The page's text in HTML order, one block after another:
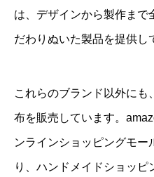
は、デザインから製作まで
だわりぬいた製品を提供し
これらのブランド以外に
布を販売しています。
ンラインショッピングモー
り、ハンドメイドショッ